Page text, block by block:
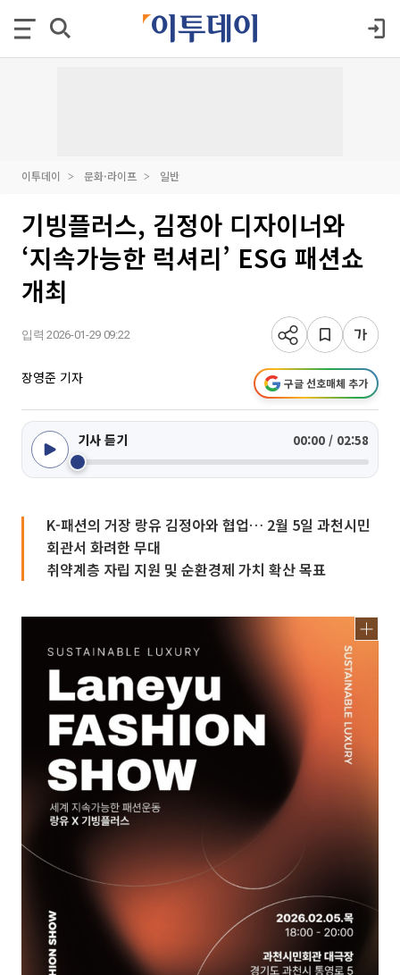
이투데이 문화·라이프 일반
기빙플러스, 김정아 디자이너와
‘지속가능한 럭셔리’ ESG 패션쇼
개최
입력 2026-01-29 09:22
장영준 기자 구글 선호매체 추가
기사 듣기 00:00 / 02:58
K-패션의 거장 랑유 김정아와 협업… 2월 5일 과천시민
회관서 화려한 무대
취약계층 자립 지원 및 순환경제 가치 확산 목표